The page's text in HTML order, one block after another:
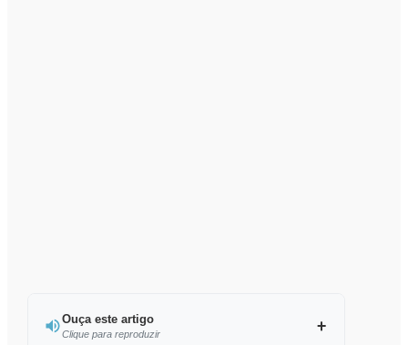
Ouça este artigo
Clique para reproduzir